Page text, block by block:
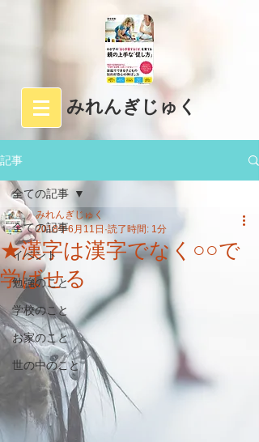
みれんぎじゅく
記事
全ての記事
イベント
勉強のこと
学校のこと
お家のこと
世の中のこと
全ての記事
★漢字は漢字でなく○○で
学ばせる
みれんぎじゅく
2018年6月11日 読了時間: 1分